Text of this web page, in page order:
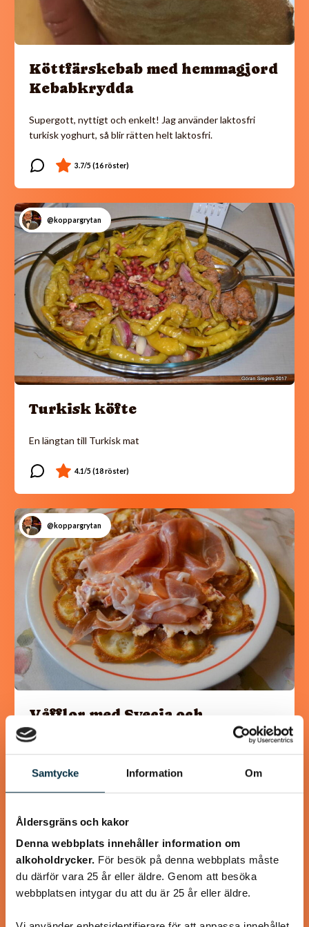
Samtycke Information Om
Åldersgräns och kakor
Denna webbplats innehåller information om
alkoholdrycker. För besök på denna webbplats måste
du därför vara 25 år eller äldre. Genom att besöka
webbplatsen intygar du att du är 25 år eller äldre.
Köttfärskebab med hemmagjord
Kebabkrydda
Supergott, nyttigt och enkelt! Jag använder laktosfri
turkisk yoghurt, så blir rätten helt laktosfri.
@koppargrytan
Turkisk köfte
En längtan till Turkisk mat
@koppargrytan
Våfflor med Svecia och
lufttorkad skinka
oanade höjder! Våffelsmet och tillbehör kan göras i förväg.
@koppargrytan